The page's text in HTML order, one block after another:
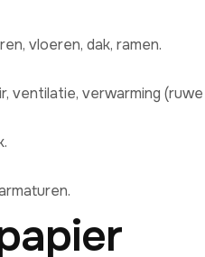
vloeren, dak, ramen.
ventilatie, verwarming (ruwe